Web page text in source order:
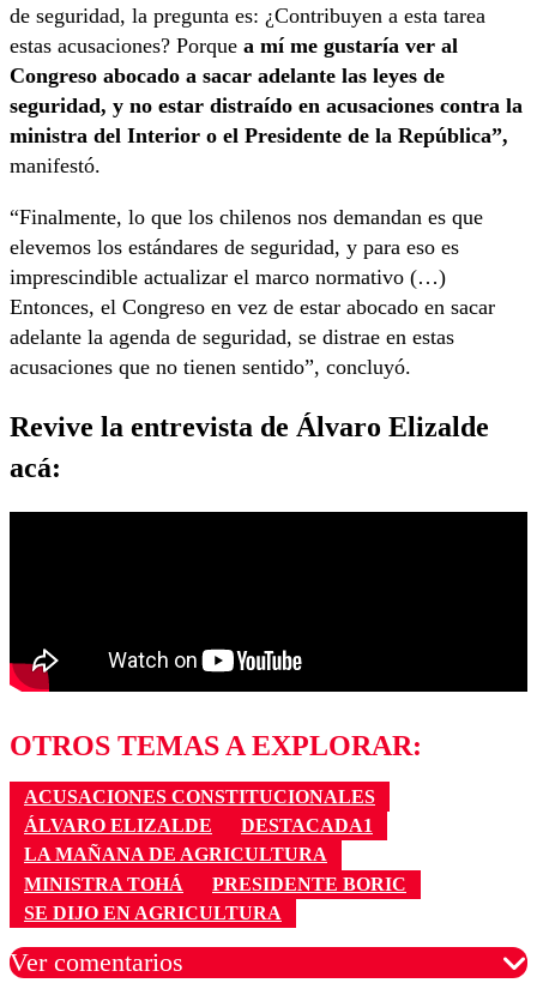
de seguridad, la pregunta es: ¿Contribuyen a esta tarea
estas acusaciones? Porque a mí me gustaría ver al
Congreso abocado a sacar adelante las leyes de
seguridad, y no estar distraído en acusaciones contra la
ministra del Interior o el Presidente de la República”,
manifestó.
“Finalmente, lo que los chilenos nos demandan es que
elevemos los estándares de seguridad, y para eso es
imprescindible actualizar el marco normativo (…)
Entonces, el Congreso en vez de estar abocado en sacar
adelante la agenda de seguridad, se distrae en estas
acusaciones que no tienen sentido”, concluyó.
Revive la entrevista de Álvaro Elizalde
acá:
OTROS TEMAS A EXPLORAR:
ACUSACIONES CONSTITUCIONALES
ÁLVARO ELIZALDE
DESTACADA1
LA MAÑANA DE AGRICULTURA
MINISTRA TOHÁ
PRESIDENTE BORIC
SE DIJO EN AGRICULTURA
Ver comentarios